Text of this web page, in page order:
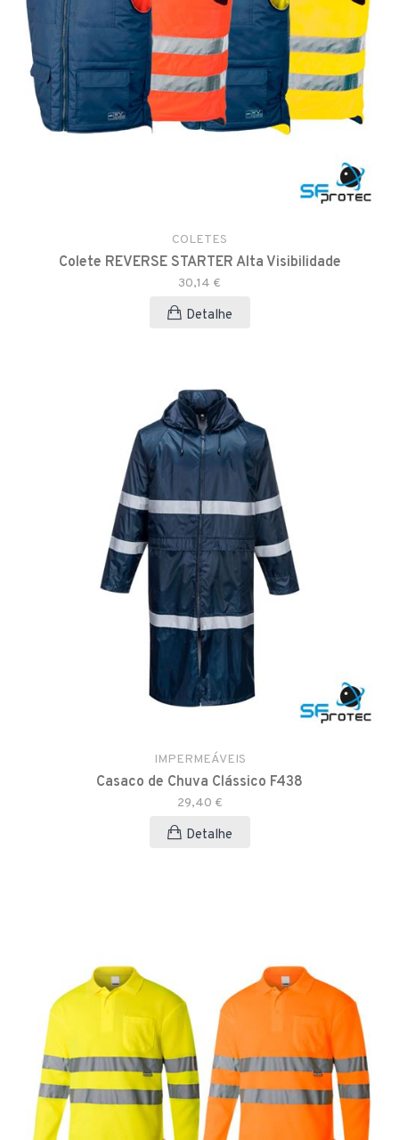
COLETES
Colete REVERSE STARTER Alta Visibilidade
30,14 €
Detalhe
IMPERMEÁVEIS
Casaco de Chuva Clássico F438
29,40 €
Detalhe